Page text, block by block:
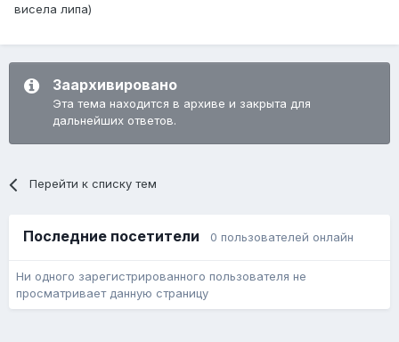
висела липа)
Заархивировано
Эта тема находится в архиве и закрыта для
дальнейших ответов.
Перейти к списку тем
Последние посетители 0 пользователей онлайн
Ни одного зарегистрированного пользователя не
просматривает данную страницу